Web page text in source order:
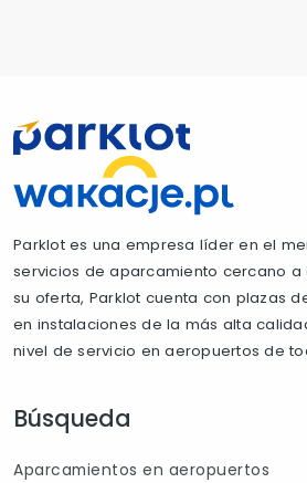
Parklot es una empresa líder en el
servicios de aparcamiento cercano a
su oferta, Parklot cuenta con plazas
en instalaciones de la más alta
nivel de servicio en aeropuertos de
Búsqueda
Aparcamientos en aeropuertos